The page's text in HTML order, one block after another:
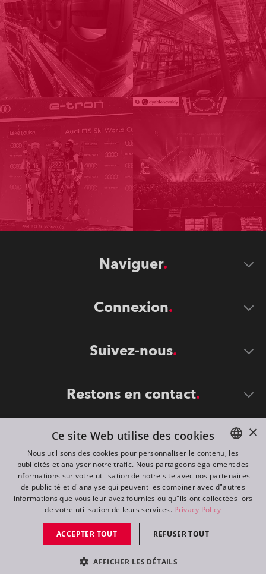
Demande d'infos
Naviguer
Connexion
Suivez-nous
Restons en contact
©2026 ROBE lighting s.r.o.
All rights reserved. Created by Appio
Switch to desktop mode
ENGLISH
DE
RU
×
Ce site Web utilise des cookies
Nous utilisons des cookies pour personnaliser le contenu, les
publicités et analyser notre trafic. Nous partageons également des
informations sur votre utilisation de notre site avec nos partenaires
de publicité et d"analyse qui peuvent les combiner avec d"autres
informations que vous leur avez fournies ou qu"ils ont collectées lors
de votre utilisation de leurs services. Privacy Policy
ACCEPTER TOUT REFUSER TOUT
AFFICHER LES DÉTAILS